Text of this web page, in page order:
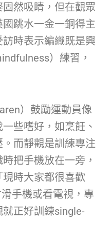
然吸睛，但在觀眾
跳水一金一銅得主
時表示編織既是興
）練習，
）鼓勵運動員像
些嗜好，如烹飪、
而靜觀是訓練專注
把手機放在一旁，
時大家都很喜歡
手機或看電視，專
正好訓練single-